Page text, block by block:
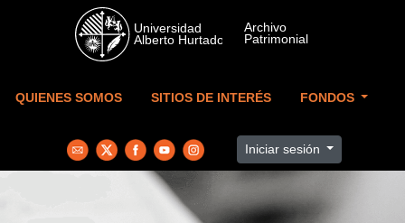
Skip to main content
QUIENES SOMOS SITIOS DE INTERÉS FONDOS
Iniciar sesión